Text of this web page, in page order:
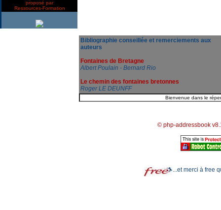
proposé par
Ressources-Formation
Bibliographie conseillée et remerciements aux
auteurs
Fontaines de Bretagne
Albert Poulain - Bernard Rio
Le chemin des fontaines bretonnes
Roger LE DEUNFF
© php-addressbook
...et merci à free